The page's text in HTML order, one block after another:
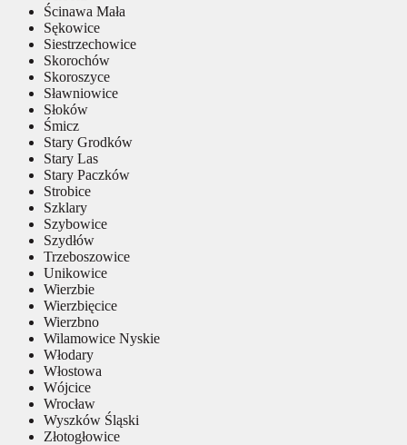
Ścinawa Mała
Sękowice
Siestrzechowice
Skorochów
Skoroszyce
Sławniowice
Słoków
Śmicz
Stary Grodków
Stary Las
Stary Paczków
Strobice
Szklary
Szybowice
Szydłów
Trzeboszowice
Unikowice
Wierzbie
Wierzbięcice
Wierzbno
Wilamowice Nyskie
Włodary
Włostowa
Wójcice
Wrocław
Wyszków Śląski
Złotogłowice